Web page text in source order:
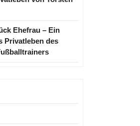
Ehefrau – Ein
Privatleben des